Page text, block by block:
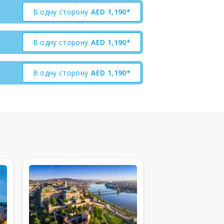
В одну сторону AED 1,190*
В одну сторону AED 1,190*
В одну сторону AED 1,190*